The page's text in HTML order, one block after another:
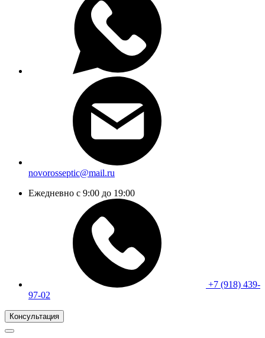
novorosseptic@mail.ru
Ежедневно с 9:00 до 19:00
+7 (918) 439-
97-02
Консультация